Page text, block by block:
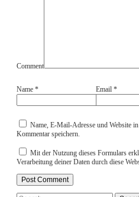
Comment
Name * Email*
Name, E-Mail-Adresse und Website
Kommentar speichern.
Mit der Nutzung dieses Formulars
Verarbeitung deiner Daten durch diese